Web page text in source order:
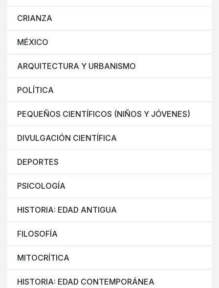
CRIANZA
MÉXICO
ARQUITECTURA Y URBANISMO
POLÍTICA
PEQUEÑOS CIENTÍFICOS (NIÑOS Y JÓVENES)
DIVULGACIÓN CIENTÍFICA
DEPORTES
PSICOLOGÍA
HISTORIA: EDAD ANTIGUA
FILOSOFÍA
MITOCRÍTICA
HISTORIA: EDAD CONTEMPORÁNEA